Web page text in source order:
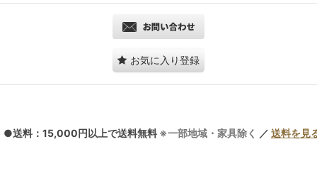
お気に入り登録
●送料：15,000円以上で送料無料 ※一部地域・家具除く ／ 送料を見